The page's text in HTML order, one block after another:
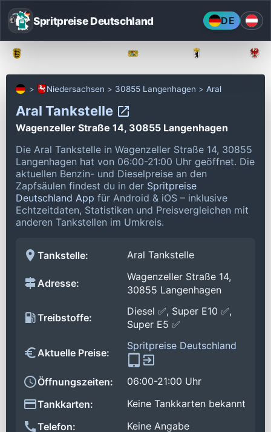
Spritpreise Deutschland DE
Niedersachsen 30855 Langenhagen Aral
Aral Tankstelle
Wagenzeller Straße 14, 30855 Langenhagen
Die Aral Tankstelle in Wagenzeller Straße 14, 30855
Langenhagen hat von 06:00-21:00 Uhr geöffnet. Die
aktuellen Benzin- und Dieselpreise an den
Zapfsäulen findest du in der Spritpreise
Deutschland App für Android & iOS – inklusive
Echtzeitdaten, Statistiken und Preisvergleichen mit
anderen Tankstellen im Umkreis.
Tankstelle: Aral Tankstelle
Adresse:
Wagenzeller Straße 14,
30855 Langenhagen
Treibstoffe:
Diesel ✅, Super E10 ✅,
Super E5 ✅
Aktuelle Preise:
Spritpreise Deutschland
Öffnungszeiten:
06:00-21:00 Uhr
Tankkarten:
Keine Tankkarten bekannt
Telefon:
Keine Angabe